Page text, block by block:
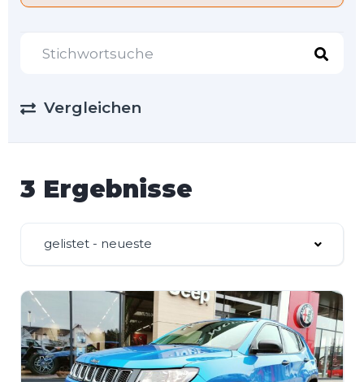
Vergleichen
3 Ergebnisse
gelistet - neueste